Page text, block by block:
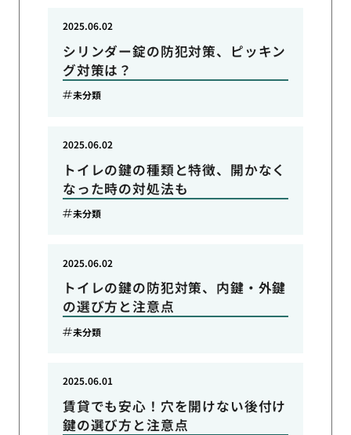
シリンダー錠の防犯対策、ピッキン
グ対策は？
2025.06.02
未分類
トイレの鍵の種類と特徴、開かなく
なった時の対処法も
2025.06.02
未分類
トイレの鍵の防犯対策、内鍵・外鍵
の選び方と注意点
2025.06.02
未分類
賃貸でも安心！穴を開けない後付け
鍵の選び方と注意点
2025.06.01